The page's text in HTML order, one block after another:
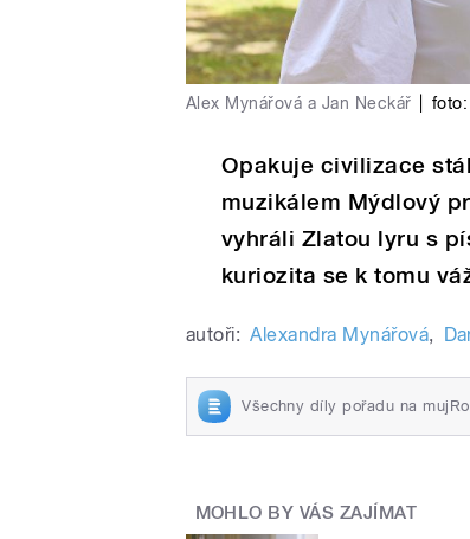
Alex Mynářová a Jan Neckář foto:
Opakuje civilizace
muzikálem Mýdlový
vyhráli Zlatou lyru s
kuriozita se k tomu
autoři: Alexandra Mynářová,
Všechny díly pořadu na
MOHLO BY VÁS ZAJÍMAT